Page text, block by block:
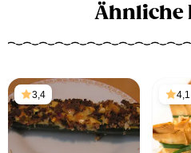
Ähnliche
3,4 4,1